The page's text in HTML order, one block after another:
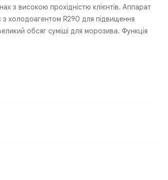
з високою прохідністю клієнтів. Аппарат
холодоагентом R290 для підвищення
обсяг суміші для морозива. Функція